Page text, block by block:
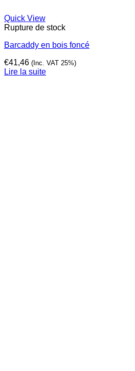
Quick View
Rupture de stock
Barcaddy en bois foncé
€41,46 (Inc. VAT 25%)
Lire la suite